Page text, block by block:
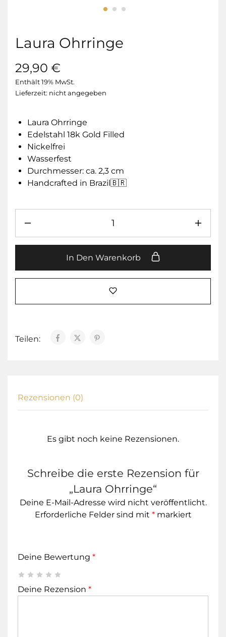
Laura Ohrringe
29,90 €
Enthält 19% MwSt.
Lieferzeit: nicht angegeben
Laura Ohrringe
Edelstahl 18k Gold Filled
Nickelfrei
Wasserfest
Durchmesser: ca. 2,3 cm
Handcrafted in Brazil🇧🇷
In Den Warenkorb
Teilen:
Rezensionen (0)
Es gibt noch keine Rezensionen.
Schreibe die erste Rezension für
„Laura Ohrringe“
Deine E-Mail-Adresse wird nicht veröffentlicht.
Erforderliche Felder sind mit *markiert
Deine Bewertung *
Deine Rezension *